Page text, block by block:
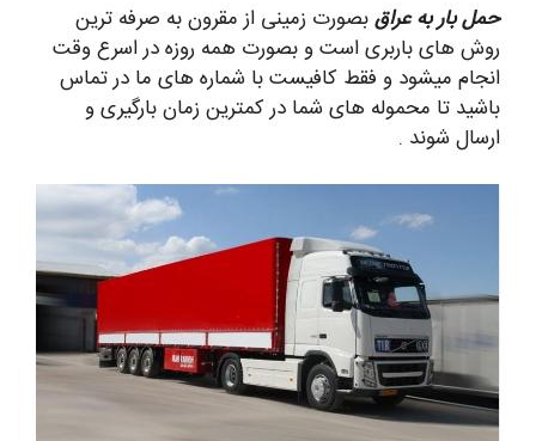
حمل بار به عراقبصورت زمینی از مقرون به صرفه ترین
روش های باربری است و بصورت همه روزه در اسرع وقت
انجام میشود و فقط کافیست با شماره های ما در تماس
باشید تا محموله های شما در کمترین زمان بارگیری و
ارسال شوند .